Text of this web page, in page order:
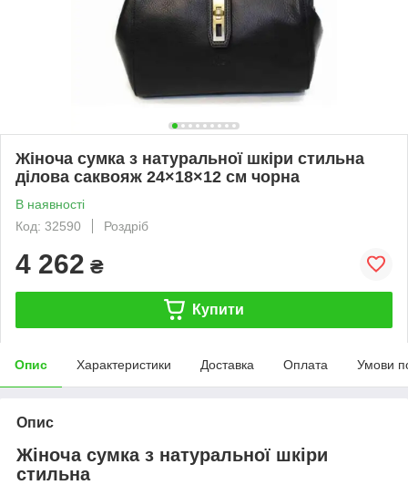
Жіноча сумка з натуральної шкіри стильна
ділова саквояж 24×18×12 см чорна
В наявності
Код: 32590
Роздріб
4 262 ₴
Купити
Опис Характеристики Доставка Оплата Умови
Опис
Жіноча сумка з натуральної шкіри
стильна